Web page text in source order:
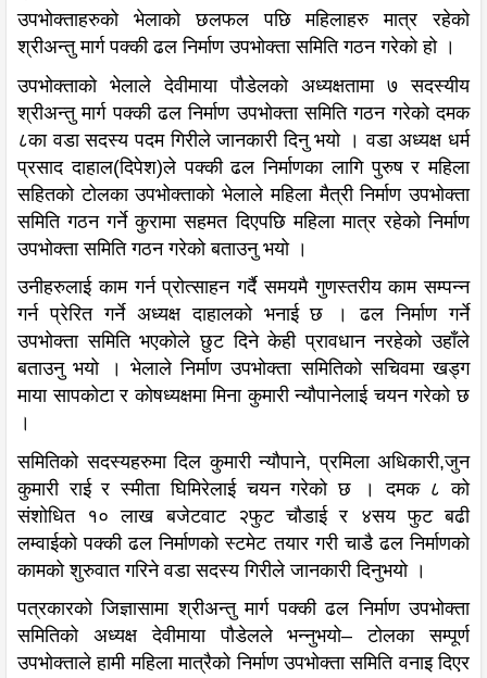
उपभोक्ताहरुको भेलाको छलफल पछि महिलाहरु मात्र रहेको
श्रीअन्तु मार्ग पक्की ढल निर्माण उपभोक्ता समिति गठन गरेको हो ।
उपभोक्ताको भेलाले देवीमाया पौडेलको अध्यक्षतामा ७ सदस्यीय
श्रीअन्तु मार्ग पक्की ढल निर्माण उपभोक्ता समिति गठन गरेको दमक
८का वडा सदस्य पदम गिरीले जानकारी दिनु भयो । वडा अध्यक्ष धर्म
प्रसाद दाहाल(दिपेश)ले पक्की ढल निर्माणका लागि पुरुष र महिला
सहितको टोलका उपभोक्ताको भेलाले महिला मैत्री निर्माण उपभोक्ता
समिति गठन गर्ने कुरामा सहमत दिएपछि महिला मात्र रहेको निर्माण
उपभोक्ता समिति गठन गरेको बताउनु भयो ।
उनीहरुलाई काम गर्न प्रोत्साहन गर्दै समयमै गुणस्तरीय काम सम्पन्न
गर्न प्रेरित गर्ने अध्यक्ष दाहालको भनाई छ । ढल निर्माण गर्ने
उपभोक्ता समिति भएकोले छुट दिने केही प्रावधान नरहेको उहाँले
बताउनु भयो । भेलाले निर्माण उपभोक्ता समितिको सचिवमा खड्ग
माया सापकोटा र कोषध्यक्षमा मिना कुमारी न्यौपानेलाई चयन गरेको छ
।
समितिको सदस्यहरुमा दिल कुमारी न्यौपाने, प्रमिला अधिकारी,जुन
कुमारी राई र स्मीता घिमिरेलाई चयन गरेको छ । दमक ८ को
संशोधित १० लाख बजेटवाट २फुट चौडाई र ४सय फुट बढी
लम्वाईको पक्की ढल निर्माणको स्टमेट तयार गरी चाडै ढल निर्माणको
कामको शुरुवात गरिने वडा सदस्य गिरीले जानकारी दिनुभयो ।
पत्रकारको जिज्ञासामा श्रीअन्तु मार्ग पक्की ढल निर्माण उपभोक्ता
समितिको अध्यक्ष देवीमाया पौडेलले भन्नुभयो– टोलका सम्पूर्ण
उपभोक्ताले हामी महिला मात्रैको निर्माण उपभोक्ता समिति वनाइ दिएर